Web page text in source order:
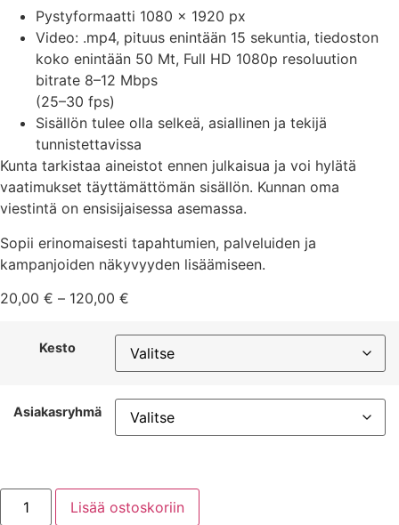
Pystyformaatti 1080 x 1920 px
Video: .mp4, pituus enintään 15 sekuntia, tiedoston
koko enintään 50 Mt, Full HD 1080p resoluution
bitrate 8–12 Mbps
(25–30 fps)
Sisällön tulee olla selkeä, asiallinen ja tekijä
tunnistettavissa
Kunta tarkistaa aineistot ennen julkaisua ja voi hylätä
vaatimukset täyttämättömän sisällön. Kunnan oma
viestintä on ensisijaisessa asemassa.
Sopii erinomaisesti tapahtumien, palveluiden ja
kampanjoiden näkyvyyden lisäämiseen.
20,00 € – 120,00 €
Kesto
Asiakasryhmä
Lisää ostoskoriin